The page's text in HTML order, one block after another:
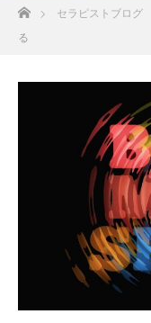
ホームセラピストブログ
る